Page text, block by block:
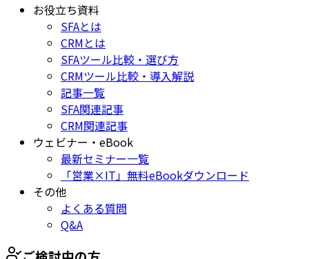
お役立ち資料
SFAとは
CRMとは
SFAツール比較・選び方
CRMツール比較・導入解説
記事一覧
SFA関連記事
CRM関連記事
ウェビナー・eBook
最新セミナー一覧
「営業×IT」無料eBookダウンロード
その他
よくある質問
Q&A